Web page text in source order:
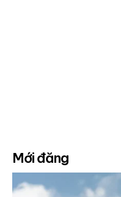
Mới đăng